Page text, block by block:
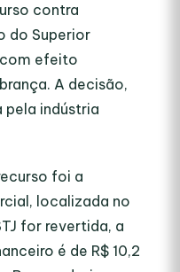
contra
do Superior
com efeito
A decisão,
pela indústria
foi a
localizada no
for revertida, a
é de R$ 10,2